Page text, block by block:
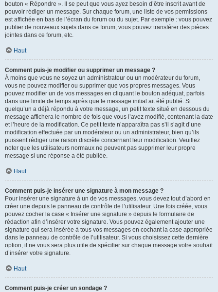
bouton « Répondre ». Il se peut que vous ayez besoin d’être inscrit avant de
pouvoir rédiger un message. Sur chaque forum, une liste de vos permissions
est affichée en bas de l’écran du forum ou du sujet. Par exemple : vous pouvez
publier de nouveaux sujets dans ce forum, vous pouvez transférer des pièces
jointes dans ce forum, etc.
Haut
Comment puis-je modifier ou supprimer un message ?
À moins que vous ne soyez un administrateur ou un modérateur du forum,
vous ne pouvez modifier ou supprimer que vos propres messages. Vous
pouvez modifier un de vos messages en cliquant le bouton adéquat, parfois
dans une limite de temps après que le message initial ait été publié. Si
quelqu’un a déjà répondu à votre message, un petit texte situé en dessous du
message affichera le nombre de fois que vous l’avez modifié, contenant la date
et l’heure de la modification. Ce petit texte n’apparaîtra pas s’il s’agit d’une
modification effectuée par un modérateur ou un administrateur, bien qu’ils
puissent rédiger une raison discrète concernant leur modification. Veuillez
noter que les utilisateurs normaux ne peuvent pas supprimer leur propre
message si une réponse a été publiée.
Haut
Comment puis-je insérer une signature à mon message ?
Pour insérer une signature à un de vos messages, vous devez tout d’abord en
créer une depuis le panneau de contrôle de l’utilisateur. Une fois créée, vous
pouvez cocher la case « Insérer une signature » depuis le formulaire de
rédaction afin d’insérer votre signature. Vous pouvez également ajouter une
signature qui sera insérée à tous vos messages en cochant la case appropriée
dans le panneau de contrôle de l’utilisateur. Si vous choisissez cette dernière
option, il ne vous sera plus utile de spécifier sur chaque message votre souhait
d’insérer votre signature.
Haut
Comment puis-je créer un sondage ?